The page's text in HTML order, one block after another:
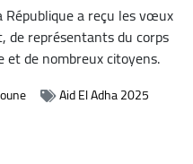
a reçu les vœux
de représentants du corps
et de nombreux citoyens.
Aid El Adha 2025